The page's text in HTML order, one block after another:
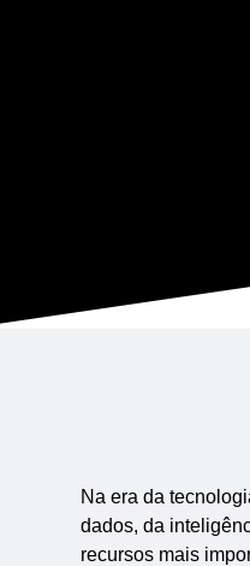
Na era da
dados, da
recursos mais